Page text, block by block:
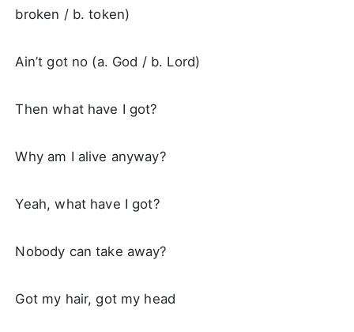
broken / b. token)
Ain’t got no (a. God / b. Lord)
Then what have I got?
Why am I alive anyway?
Yeah, what have I got?
Nobody can take away?
Got my hair, got my head